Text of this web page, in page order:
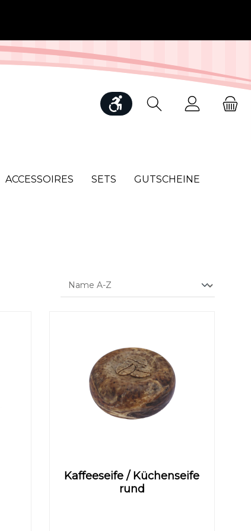
Werkzeugleiste anzeigen
ACCESSOIRES SETS GUTSCHEINE
Kaffeeseife / Küchenseife
rund